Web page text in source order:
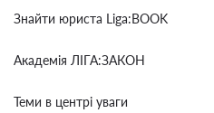
Знайти юриста Liga:BOOK
Академія ЛІГА:ЗАКОН
Теми в центрі уваги